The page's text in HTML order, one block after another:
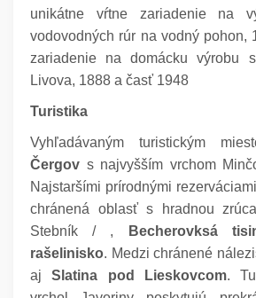
unikátne vŕtne zariadenie na
vodovodných rúr na vodný pohon,
zariadenie na domácku výrobu
Livova, 1888 a časť 1948
Turistika
Vyhľadávaným turistickým
Čergov s najvyšším vrchom
Najstaršími prírodnými
chránená oblasť s hradnou
Stebník / ,
Becherovksá
rašelinisko. Medzi chránené
ajSlatina pod Lieskovcom.